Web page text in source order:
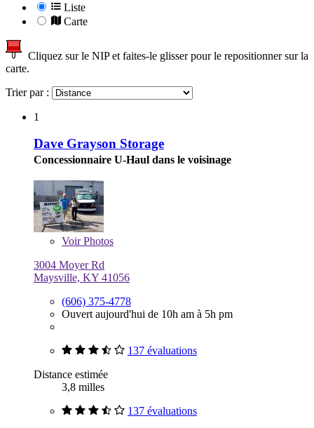
Liste
Carte
Cliquez sur le NIP et faites-le glisser pour le repositionner sur la
carte.
Trier par :
1
Dave Grayson Storage
Concessionnaire U-Haul dans le voisinage
VoirPhotos
3004 Moyer Rd
Maysville, KY 41056
(606) 375-4778
Ouvert aujourd'hui de 10h am à 5h pm
137 évaluations
Distance estimée
3,8 milles
137 évaluations